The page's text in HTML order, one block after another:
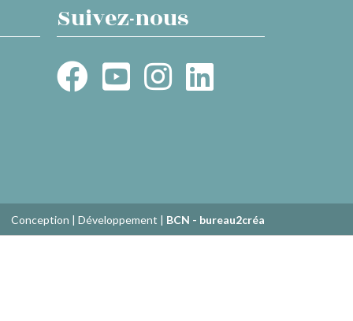
Suivez-nous
Conception | Développement | BCN - bureau2créa